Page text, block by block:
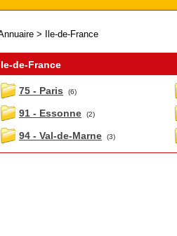
> Ile-de-France
de-France
75 - Paris (6)
91 - Essonne (2)
94 - Val-de-Marne (3)